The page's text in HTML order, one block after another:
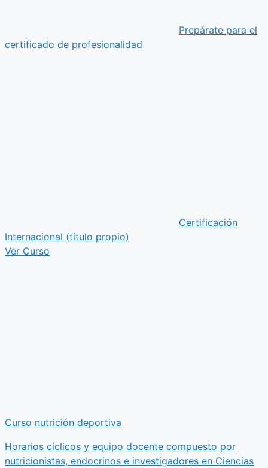
Prepárate para el
certificado de profesionalidad
Certificación
Internacional (título propio)
Ver Curso
Curso nutrición deportiva
Horarios cíclicos y equipo docente compuesto por
nutricionistas, endocrinos e investigadores en Ciencias